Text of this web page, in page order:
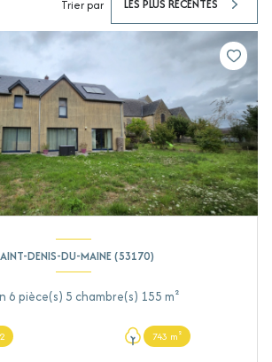
Trier par LES PLUS RÉCENTES
DENIS-DU-MAINE (53170)
Maison 6 pièce(s) 5 chambre(s) 155 m²
2 743 m²